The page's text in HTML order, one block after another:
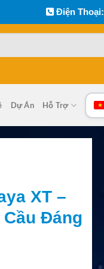
Điện Thoại:
Dự Án Hỗ Trợ
XT –
Đáng